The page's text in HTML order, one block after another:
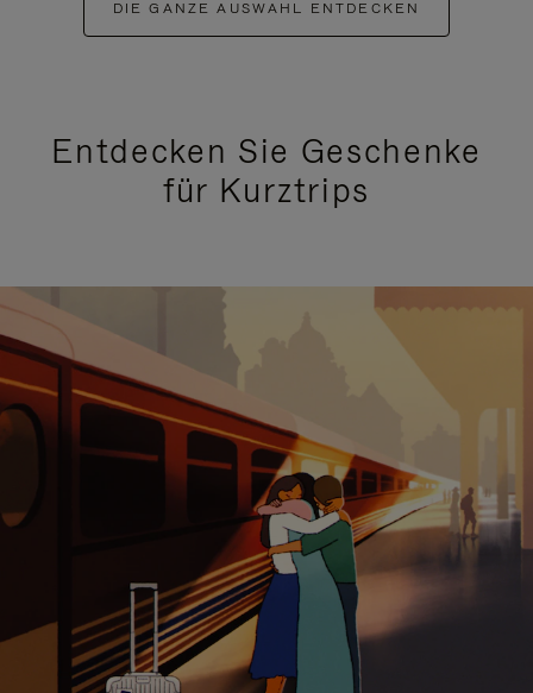
DIE GANZE AUSWAHL ENTDECKEN
Entdecken Sie Geschenke
für Kurztrips